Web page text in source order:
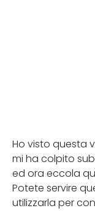
Ho visto questa
mi ha colpito
ed ora eccola
Potete servire
utilizzarla per